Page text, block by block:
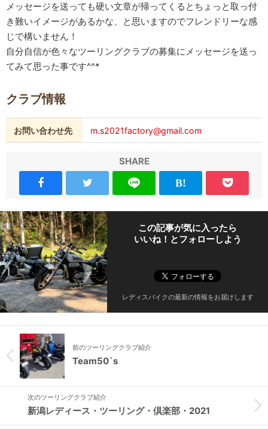
メッセージを送っても硬い文章が帰ってくるとちょっと取っ付
き難いイメージがあるかな、と思いますのでフレンドリーな感
じで構いません！
自分自信が色々なツーリングクラブの募集にメッセージを送っ
てみて思った事です^^*
クラブ情報
お問い合わせ先 m.s2021factory@gmail.com
SHARE
この記事が気に入ったら
いいね！とフォローしよう
レディスバイクの最新の情報をお届けします
前のツーリングクラブ紹介
Team50`s
次のツーリングクラブ紹介
新潟レディース・ツーリング・倶楽部・2021